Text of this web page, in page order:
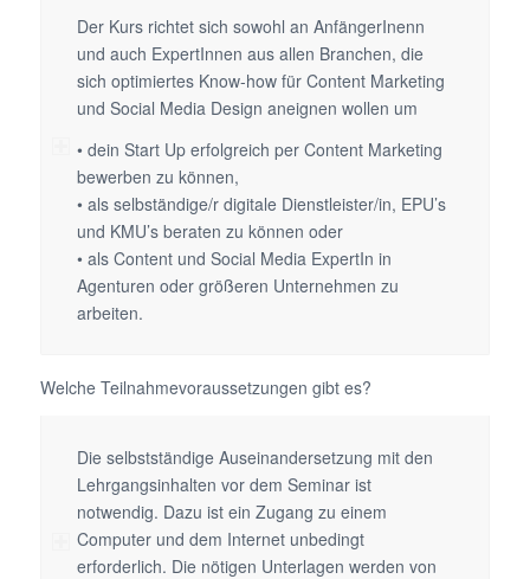
Der Kurs richtet sich sowohl an AnfängerInenn
und auch ExpertInnen aus allen Branchen, die
sich optimiertes Know-how für Content Marketing
und Social Media Design aneignen wollen um
• dein Start Up erfolgreich per Content Marketing
bewerben zu können,
• als selbständige/r digitale Dienstleister/in, EPU’s
und KMU’s beraten zu können oder
• als Content und Social Media ExpertIn in
Agenturen oder größeren Unternehmen zu
arbeiten.
Welche Teilnahmevoraussetzungen gibt es?
Die selbstständige Auseinandersetzung mit den
Lehrgangsinhalten vor dem Seminar ist
notwendig. Dazu ist ein Zugang zu einem
Computer und dem Internet unbedingt
erforderlich. Die nötigen Unterlagen werden von